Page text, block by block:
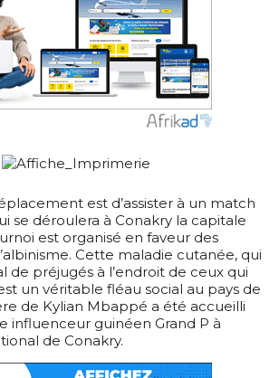
est d’assister à un match
se déroulera à Conakry la capitale
est organisé en faveur des
Cette maladie cutanée, qui
de préjugés à l’endroit de ceux qui
un véritable fléau social au pays de
de Kylian Mbappé a été accueilli
influenceur guinéen Grand P à
de Conakry.